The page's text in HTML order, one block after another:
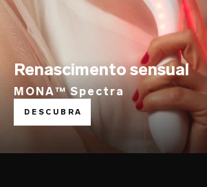
Renascimento sensual
MONA™ Spectra
DESCUBRA
explore as profundezas